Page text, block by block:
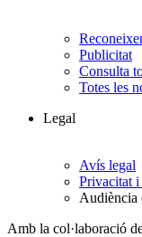
Publicitat
Consulta
Totes les
Legal
Avís legal
Privacitat
Audiència
Amb la col·laboració